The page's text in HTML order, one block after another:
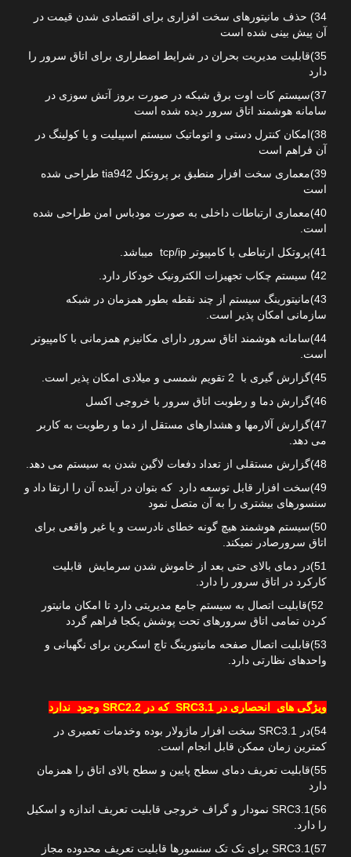
34) حذف مانیتورهای سخت افزاری برای اقتصادی شدن قیمت در
آن پیش بینی شده است
35)قابلیت مدیریت بحران در شرایط اضطراری برای اتاق سرور را
دارد
37)سیستم کات اوت برق شبکه در صورت بروز آتش سوزی در
سامانه هوشمند اتاق سرور دیده شده است
38)امکان کنترل دستی و اتوماتیک سیستم اسپیلیت و یا کولینگ در
آن فراهم است
39)معماری سخت افزار منطبق بر پروتکل tia942 طراحی شده
است
40)معماری ارتباطات داخلی به صورت مودباس امن طراحی شده
است.
41)پروتکل ارتباطی با کامپیوتر tcp/ip میباشد.
42)ُ سیستم چکاب تجهیزات الکترونیک خودکار دارد.
43)مانیتورینگ سیستم از چند نقطه بطور همزمان در شبکه
سازمانی امکان پذیر است.
44)سامانه هوشمند اتاق سرور دارای مکانیزم همزمانی با کامپیوتر
است.
45)گزارش گیری با 2 تقویم شمسی و میلادی امکان پذیر است.
46)گزارش دما و رطوبت اتاق سرور با خروجی اکسل
47)گزارش آلارمها و هشدارهای مستقل از دما و رطوبت به کاربر
می دهد.
48)گزارش مستقلی از تعداد دفعات لاگین شدن به سیستم می دهد.
49)سخت افزار قابل توسعه دارد که بتوان در آینده آن را ارتقا داد و
سنسورهای بیشتری را به آن متصل نمود
50)سیستم هوشمند هیچ گونه خطای نادرست و یا غیر واقعی برای
اتاق سرورصادر نمیکند.
51)در دمای بالای حتی بعد از خاموش شدن سرمایش قابلیت
کارکرد در اتاق سرور را دارد.
52)قابلیت اتصال به سیستم جامع مدیریتی دارد تا امکان مانیتور
کردن تمامی اتاق سرورهای تحت پوشش یکجا فراهم گردد
53)قابلیت اتصال صفحه مانیتورینگ تاچ اسکرین برای نگهبانی و
واحدهای نظارتی دارد.
ویژگی های انحصاری در SRC3.1 که در SRC2.2 وجود ندارد
54)در SRC3.1 سخت افزار ماژولار بوده وخدمات تعمیری در
کمترین زمان ممکن قابل انجام است.
55)قابلیت تعریف دمای سطح پایین و سطح بالای اتاق را همزمان
دارد
56)SRC3.1 نمودار و گراف خروجی قابلیت تعریف اندازه و اسکیل
را دارد.
57)SRC3.1 برای تک تک سنسورها قابلیت تعریف محدوده مجاز